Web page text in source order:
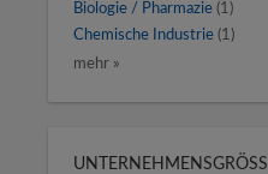
Biologie / Pharmazie (1)
Chemische Industrie (1)
mehr »
UNTERNEHMENSGRÖSSE